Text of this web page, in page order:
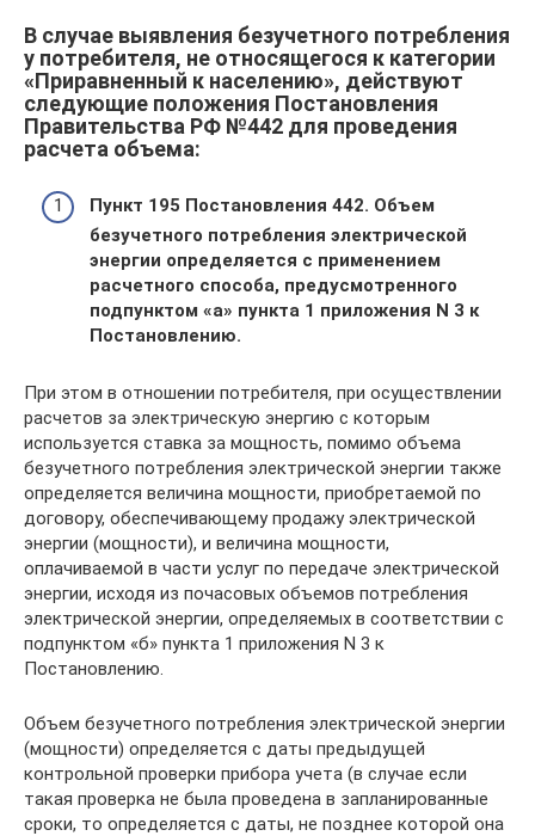
В случае выявления безучетного потребления
у потребителя, не относящегося к категории
«Приравненный к населению», действуют
следующие положения Постановления
Правительства РФ №442 для проведения
расчета объема:
Пункт 195 Постановления 442. Объем
безучетного потребления электрической
энергии определяется с применением
расчетного способа, предусмотренного
подпунктом «а» пункта 1 приложения N 3 к
Постановлению.
При этом в отношении потребителя, при осуществлении
расчетов за электрическую энергию с которым
используется ставка за мощность, помимо объема
безучетного потребления электрической энергии также
определяется величина мощности, приобретаемой по
договору, обеспечивающему продажу электрической
энергии (мощности), и величина мощности,
оплачиваемой в части услуг по передаче электрической
энергии, исходя из почасовых объемов потребления
электрической энергии, определяемых в соответствии с
подпунктом «б» пункта 1 приложения N 3 к
Постановлению.
Объем безучетного потребления электрической энергии
(мощности) определяется с даты предыдущей
контрольной проверки прибора учета (в случае если
такая проверка не была проведена в запланированные
сроки, то определяется с даты, не позднее которой она